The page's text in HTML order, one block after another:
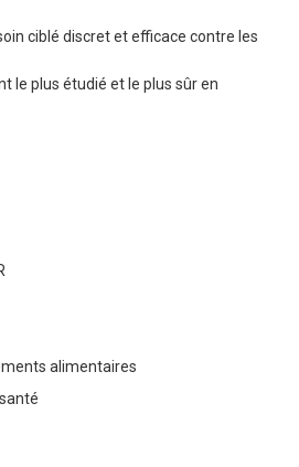
ciblé discret et efficace contre les
le plus étudié et le plus sûr en
alimentaires